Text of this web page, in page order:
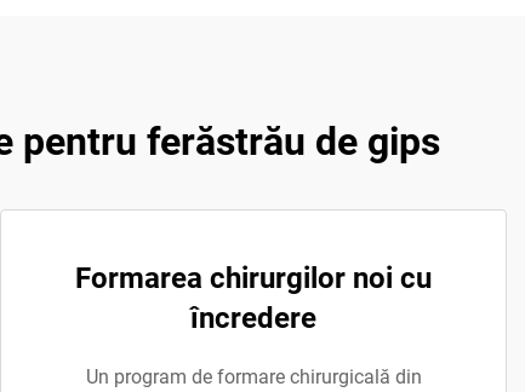
pentru ferăstrău de gips
Formarea chirurgilor noi cu
încredere
Un program de formare chirurgicală din